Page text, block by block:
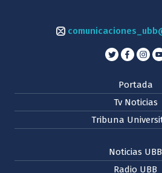
Portada
Tv Noticias
Tribuna
Noticias UBB
Radio UBB